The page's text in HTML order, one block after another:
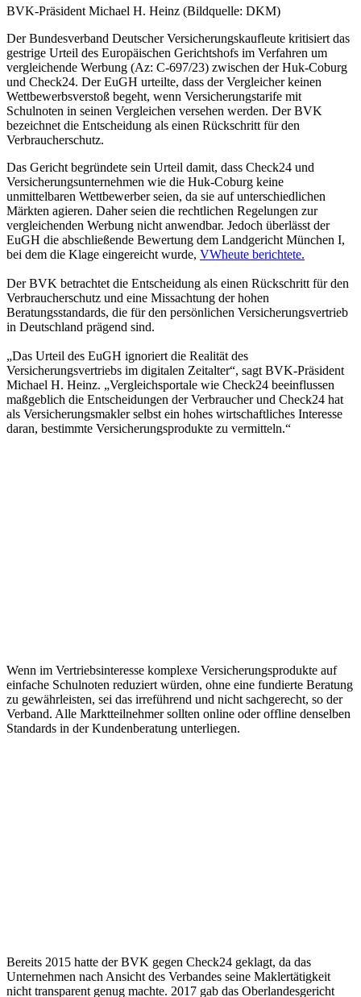
BVK-Präsident Michael H. Heinz (Bildquelle: DKM)
Der Bundesverband Deutscher Versicherungskaufleute kritisiert das
gestrige Urteil des Europäischen Gerichtshofs im Verfahren um
vergleichende Werbung (Az: C-697/23) zwischen der Huk-Coburg
und Check24. Der EuGH urteilte, dass der Vergleicher keinen
Wettbewerbsverstoß begeht, wenn Versicherungstarife mit
Schulnoten in seinen Vergleichen versehen werden. Der BVK
bezeichnet die Entscheidung als einen Rückschritt für den
Verbraucherschutz.
Das Gericht begründete sein Urteil damit, dass Check24 und
Versicherungsunternehmen wie die Huk-Coburg keine
unmittelbaren Wettbewerber seien, da sie auf unterschiedlichen
Märkten agieren. Daher seien die rechtlichen Regelungen zur
vergleichenden Werbung nicht anwendbar. Jedoch überlässt der
EuGH die abschließende Bewertung dem Landgericht München I,
bei dem die Klage eingereicht wurde, VWheute berichtete.
Der BVK betrachtet die Entscheidung als einen Rückschritt für den
Verbraucherschutz und eine Missachtung der hohen
Beratungsstandards, die für den persönlichen Versicherungsvertrieb
in Deutschland prägend sind.
„Das Urteil des EuGH ignoriert die Realität des
Versicherungsvertriebs im digitalen Zeitalter“, sagt BVK-Präsident
Michael H. Heinz. „Vergleichsportale wie Check24 beeinflussen
maßgeblich die Entscheidungen der Verbraucher und Check24 hat
als Versicherungsmakler selbst ein hohes wirtschaftliches Interesse
daran, bestimmte Versicherungsprodukte zu vermitteln.“
Wenn im Vertriebsinteresse komplexe Versicherungsprodukte auf
einfache Schulnoten reduziert würden, ohne eine fundierte Beratung
zu gewährleisten, sei das irreführend und nicht sachgerecht, so der
Verband. Alle Marktteilnehmer sollten online oder offline denselben
Standards in der Kundenberatung unterliegen.
Bereits 2015 hatte der BVK gegen Check24 geklagt, da das
Unternehmen nach Ansicht des Verbandes seine Maklertätigkeit
nicht transparent genug machte. 2017 gab das Oberlandesgericht